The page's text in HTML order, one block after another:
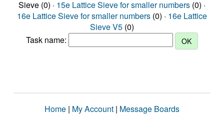
Sieve (0) · 15e Lattice Sieve for smaller numbers (0) ·
16e Lattice Sieve for smaller numbers (0) · 16e Lattice
Sieve V5 (0)
Task name:
Home | My Account | Message Boards